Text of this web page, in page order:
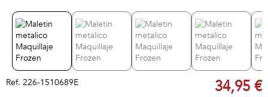
Ref. 226-1510689E 34,95 €